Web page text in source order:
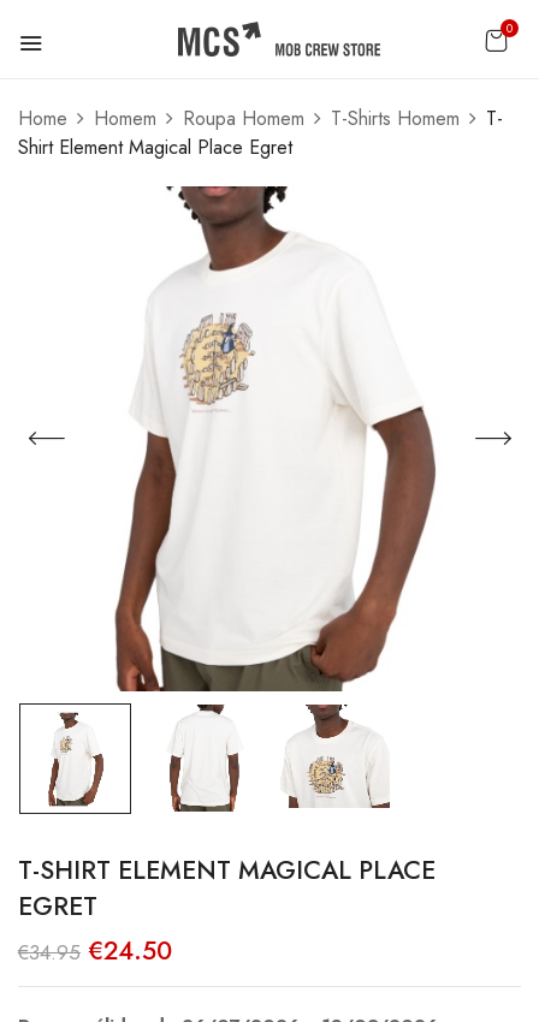
0
Home Homem Roupa Homem T-Shirts Homem
T-
Shirt Element Magical Place Egret
T-SHIRT ELEMENT MAGICAL PLACE
EGRET
€34.95 O
preço
original
€24.50O
atual